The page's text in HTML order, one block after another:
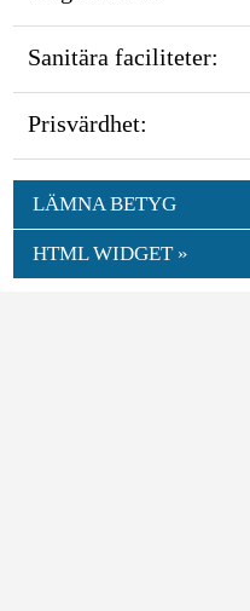
Sanitära faciliteter:
Prisvärdhet:
LÄMNA BETYG
HTML WIDGET »